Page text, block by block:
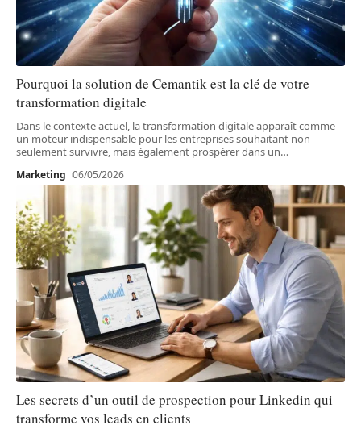
Pourquoi la solution de Cemantik est la clé de votre
transformation digitale
Dans le contexte actuel, la transformation digitale apparaît comme
un moteur indispensable pour les entreprises souhaitant non
seulement survivre, mais également prospérer dans un…
Marketing 06/05/2026
Les secrets d’un outil de prospection pour Linkedin qui
transforme vos leads en clients